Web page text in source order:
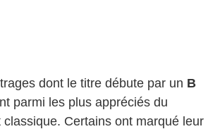
dont le titre débute par un B
parmi les plus appréciés du
Certains ont marqué leur